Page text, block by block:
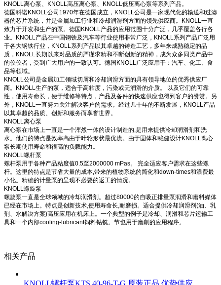
KNOLL离心泵、KNOLL高压离心泵、KNOLL低压离心泵等系列产品。
德国科诺KNOLL公司1970年在德国成立，KNOLL公司是一家现代化的输送和过滤
器的芯片系统，并是金属加工行业和冷却润滑剂方面的领先供应商。KNOLL一直
致力于开发和生产的泵。德国KNOLL产品的应用范围十分广泛，几乎覆盖各行各
业。KNOLL产品在中国钢铁及汽车等行业使用非常广泛，KNOLL系列产品广泛用
于各大钢铁行业，KNOLL系列产品以其卓越的铸造工艺，多年来成熟稳定的品
质，KNOLL长期以来对品质的严谨求精和不断创新的精神，成为众多同类产品中
的佼佼者，受到广大用户的一致认可。德国KNOLL广泛应用于：汽车、化工、食
品等领域。
KNOLL公司是金属加工领域切屑和冷却润滑方面的具有领导地位的优秀供应厂
商。KNOLL生产的泵，适合于高粘度，污染或无润滑的介质。 以及它们的可靠
性，使用寿命长，便于维修等特点，产品及备件的快速供应也得到客户的赞赏。另
外，KNOLL一直努力关注解决客户的需求。经过几十年的不断发展，KNOLL产品
以其卓越的品质、创新和服务而享誉世界。
KNOLL离心泵
离心泵在市场上一直是一个浑然一体的设计制造的,是用来提供冷却润滑剂和洗
水。他们的特点是效率高由于叶轮形状最优流。由于固体和稳健设计KNOLL离心
泵长期使用寿命和很高的负载能力。
KNOLL螺杆泵
螺杆泵用于各种产品粘度值0.5至2000000 mPas。 完全适应客户需求在这些螺
杆。这里的特点是节省大量的成本,带来的植物系统的简化和down-times和浪费最
小化。精确的计量泵的呈现不必要的返工的情况。
KNOLL螺旋泵
螺旋泵一直是全球领域的冷却润滑剂。超过80000的自吸正排量泵润滑和磨料媒体
已经在市场上。特点是创新技术,使用寿命长,耐磨损。适合提供冷却润滑剂(油、乳
剂、水解决方案)高压应用在机床上。一个典型的例子是冷却、润滑和芯片运输工
具和一个内部cooling-lubricant饲料钻铣。节也用于磨削的应用程序。
相关产品
KNOLL螺杆泵KTS 40-96-T-G 原装正品 优势供应